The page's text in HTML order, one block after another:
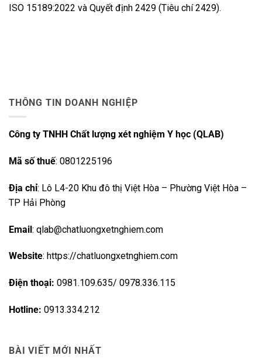
ISO 15189:2022 và Quyết định 2429 (Tiêu chí 2429).
THÔNG TIN DOANH NGHIỆP
Công ty TNHH Chất lượng xét nghiệm Y học (QLAB)
Mã số thuế: 0801225196
Địa chỉ: Lô L4-20 Khu đô thị Việt Hòa – Phường Việt Hòa –
TP Hải Phòng
Email: qlab@chatluongxetnghiem.com
Website: https://chatluongxetnghiem.com
Điện thoại: 0981.109.635/ 0978.336.115
Hotline: 0913.334.212
BÀI VIẾT MỚI NHẤT